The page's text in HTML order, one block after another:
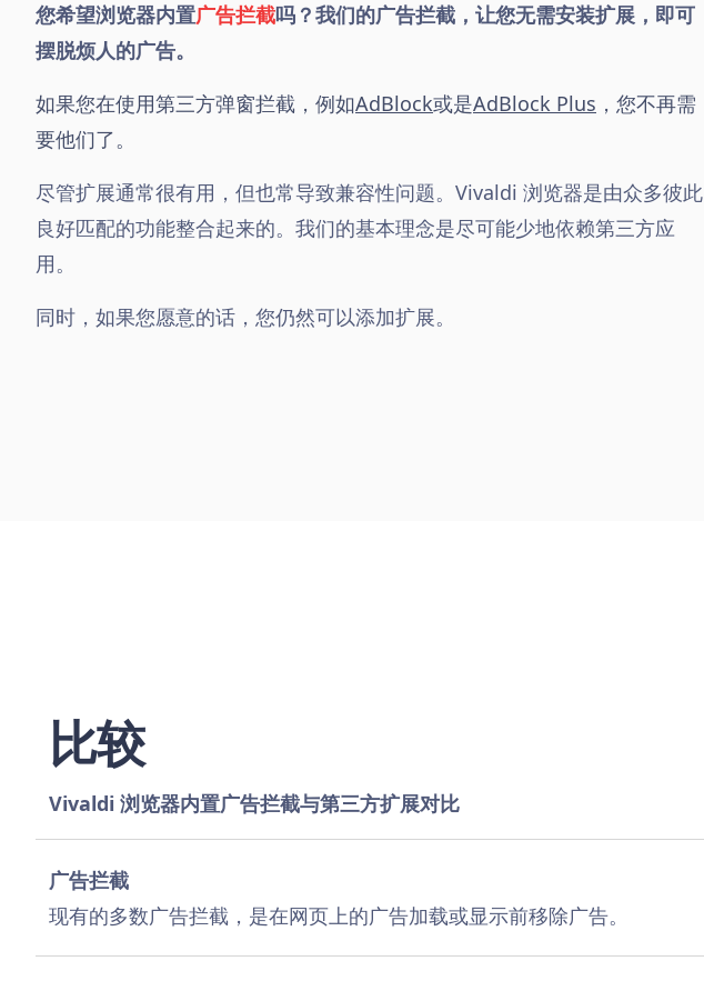
您希望浏览器内置广告拦截吗？我们的广告拦截，让您无需安装扩展，即可
摆脱烦人的广告。
如果您在使用第三方弹窗拦截，例如AdBlock或是AdBlock Plus ，您不再需
要他们了。
尽管扩展通常很有用，但也常导致兼容性问题。Vivaldi 浏览器是由众多彼此
良好匹配的功能整合起来的。我们的基本理念是尽可能少地依赖第三方应
用。
同时，如果您愿意的话，您仍然可以添加扩展。
比较
Vivaldi 浏览器内置广告拦截与第三方扩展对比
广告拦截
现有的多数广告拦截，是在网页上的广告加载或显示前移除广告。
是